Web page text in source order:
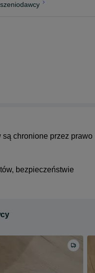
chronione przez prawo
bezpieczeństwie